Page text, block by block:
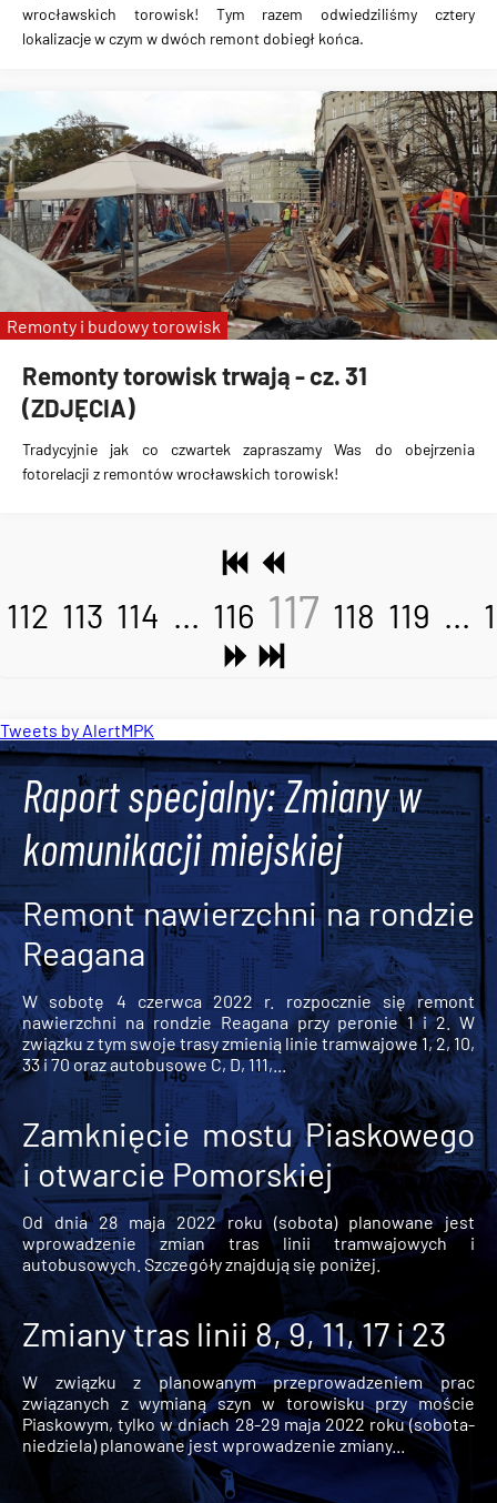
wrocławskich torowisk! Tym razem odwiedziliśmy cztery
lokalizacje w czym w dwóch remont dobiegł końca.
Remonty torowisk trwają - cz. 31
(ZDJĘCIA)
Tradycyjnie jak co czwartek zapraszamy Was do obejrzenia
fotorelacji z remontów wrocławskich torowisk!
Remonty i budowy torowisk
112 113 114 ... 116 117 118 119 ...
Tweets by AlertMPK
Raport specjalny: Zmiany w
komunikacji miejskiej
Remont nawierzchni na rondzie
Reagana
W sobotę 4 czerwca 2022 r. rozpocznie się remont
nawierzchni na rondzie Reagana przy peronie 1 i 2. W
związku z tym swoje trasy zmienią linie tramwajowe 1, 2, 10,
33 i 70 oraz autobusowe C, D, 111,...
Zamknięcie mostu Piaskowego
i otwarcie Pomorskiej
Od dnia 28 maja 2022 roku (sobota) planowane jest
wprowadzenie zmian tras linii tramwajowych i
autobusowych. Szczegóły znajdują się poniżej.
Zmiany tras linii 8, 9, 11, 17 i 23
W związku z planowanym przeprowadzeniem prac
związanych z wymianą szyn w torowisku przy moście
Piaskowym, tylko w dniach 28-29 maja 2022 roku (sobota-
niedziela) planowane jest wprowadzenie zmiany...